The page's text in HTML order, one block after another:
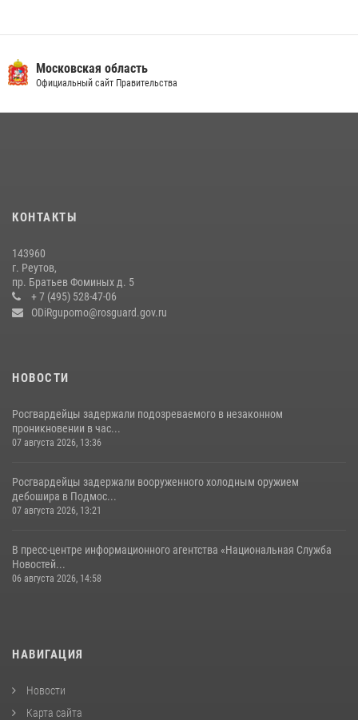
федеральном розыске (видео)
22 июля 2026, 14:15 1
препятствий со стрельбой
Росгвардейцы открыли свои двери для школьников в Подмосковье
18 июля 2026, 07:03
Московская область
Официальный сайт Правительства
КОНТАКТЫ
143960
г. Реутов,
пр. Братьев Фоминых д. 5
+ 7 (495) 528-47-06
ODiRgupomo@rosguard.gov.ru
НОВОСТИ
Росгвардейцы задержали подозреваемого в незаконном
проникновении в час...
07 августа 2026, 13:36
Росгвардейцы задержали вооруженного холодным оружием
дебошира в Подмос...
07 августа 2026, 13:21
В пресс-центре информационного агентства «Национальная Служба
Новостей...
06 августа 2026, 14:58
НАВИГАЦИЯ
Новости
Карта сайта